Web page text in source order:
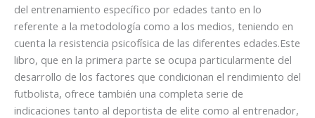
del entrenamiento específico por edades tanto en lo
referente a la metodología como a los medios, teniendo en
cuenta la resistencia psicofísica de las diferentes edades.Este
libro, que en la primera parte se ocupa particularmente del
desarrollo de los factores que condicionan el rendimiento del
futbolista, ofrece también una completa serie de
indicaciones tanto al deportista de elite como al entrenador,